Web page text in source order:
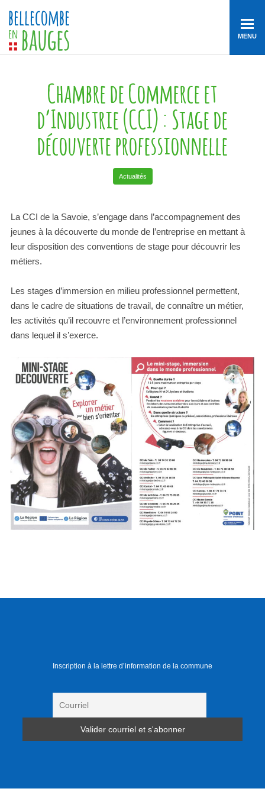
MENU
Chambre de Commerce et
d’Industrie (CCI) : Stage de
découverte professionnelle
Actualités
La CCI de la Savoie, s’engage dans l’accompagnement des
jeunes à la découverte du monde de l’entreprise en mettant à
leur disposition des conventions de stage pour découvrir les
métiers.
Les stages d’immersion en milieu professionnel permettent,
dans le cadre de situations de travail, de connaître un métier,
les activités qu’il recouvre et l’environnement professionnel
dans lequel il s’exerce.
Inscription à la lettre d’information de la commune